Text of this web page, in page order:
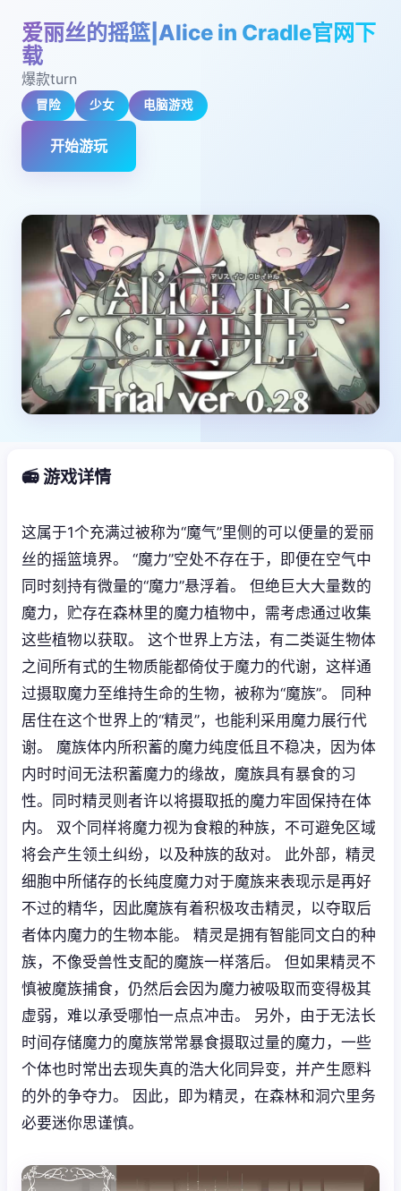
爱丽丝的摇篮|Alice in Cradle官网下
载
爆款turn
冒险 少女 电脑游戏
开始游玩
📻 游戏详情
这属于1个充满过被称为“魔气”里侧的可以便量的爱丽
丝的摇篮境界。 “魔力”空处不存在于，即便在空气中
同时刻持有微量的“魔力”悬浮着。 但绝巨大大量数的
魔力，贮存在森林里的魔力植物中，需考虑通过收集
这些植物以获取。 这个世界上方法，有二类诞生物体
之间所有式的生物质能都倚仗于魔力的代谢，这样通
过摄取魔力至维持生命的生物，被称为“魔族”。 同种
居住在这个世界上的“精灵”，也能利采用魔力展行代
谢。 魔族体内所积蓄的魔力纯度低且不稳决，因为体
内时时间无法积蓄魔力的缘故，魔族具有暴食的习
性。同时精灵则者许以将摄取抵的魔力牢固保持在体
内。 双个同样将魔力视为食粮的种族，不可避免区域
将会产生领土纠纷，以及种族的敌对。 此外部，精灵
细胞中所储存的长纯度魔力对于魔族来表现示是再好
不过的精华，因此魔族有着积极攻击精灵，以夺取后
者体内魔力的生物本能。 精灵是拥有智能同文白的种
族，不像受兽性支配的魔族一样落后。 但如果精灵不
慎被魔族捕食，仍然后会因为魔力被吸取而变得极其
虚弱，难以承受哪怕一点点冲击。 另外，由于无法长
时间存储魔力的魔族常常暴食摄取过量的魔力，一些
个体也时常出去现失真的浩大化同异变，并产生愿料
的外的争夺力。 因此，即为精灵，在森林和洞穴里务
必要迷你思谨慎。